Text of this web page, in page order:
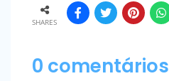
SHARES
0 comentários